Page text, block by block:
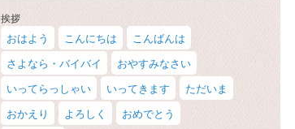
挨拶
おはよう こんにちは
こんばんは
さよなら・バイバイ
おやすみなさい
いってらっしゃい
いってきます
ただいま
おかえり
よろしく
おめでとう